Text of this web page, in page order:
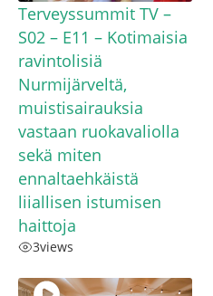
Terveyssummit TV –
S02 – E11 – Kotimaisia
ravintolisiä
Nurmijärveltä,
muistisairauksia
vastaan ruokavaliolla
sekä miten
ennaltaehkäistä
liiallisen istumisen
haittoja
3views